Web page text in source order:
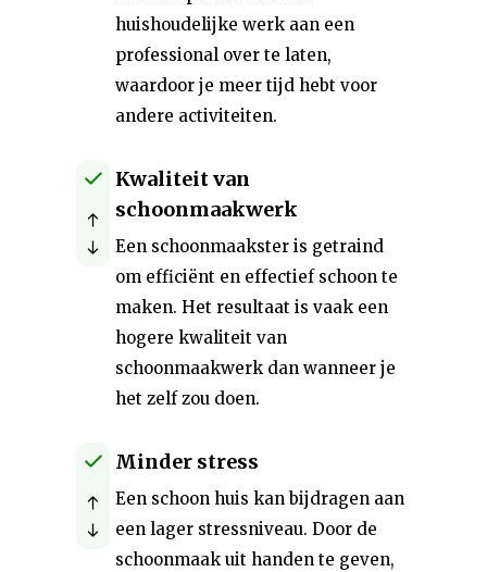
huishoudelijke werk aan een
professional over te laten,
waardoor je meer tijd hebt voor
andere activiteiten.
Kwaliteit van
schoonmaakwerk
Een schoonmaakster is getraind
om efficiënt en effectief schoon te
maken. Het resultaat is vaak een
hogere kwaliteit van
schoonmaakwerk dan wanneer je
het zelf zou doen.
Minder stress
Een schoon huis kan bijdragen aan
een lager stressniveau. Door de
schoonmaak uit handen te geven,